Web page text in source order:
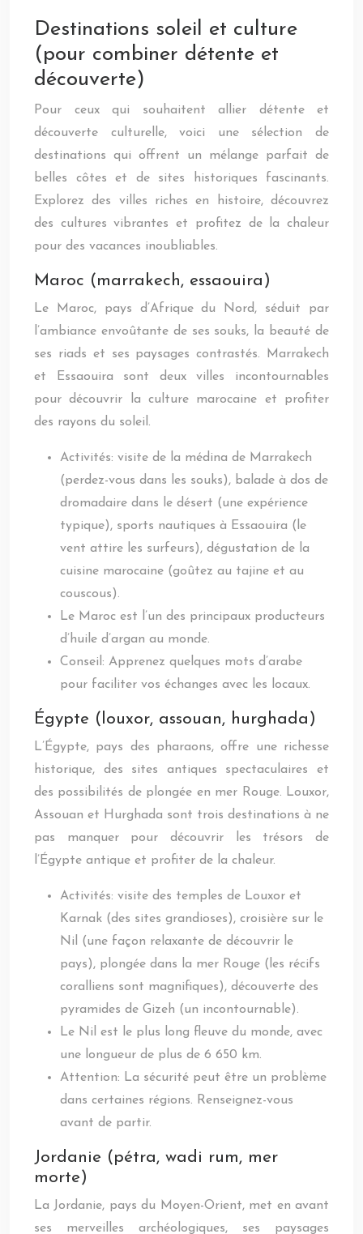
Destinations soleil et culture
(pour combiner détente et
découverte)
Pour ceux qui souhaitent allier détente et
découverte culturelle, voici une sélection de
destinations qui offrent un mélange parfait de
belles côtes et de sites historiques fascinants.
Explorez des villes riches en histoire, découvrez
des cultures vibrantes et profitez de la chaleur
pour des vacances inoubliables.
Maroc (marrakech, essaouira)
Le Maroc, pays d’Afrique du Nord, séduit par
l’ambiance envoûtante de ses souks, la beauté de
ses riads et ses paysages contrastés. Marrakech
et Essaouira sont deux villes incontournables
pour découvrir la culture marocaine et profiter
des rayons du soleil.
Activités: visite de la médina de Marrakech
(perdez-vous dans les souks), balade à dos de
dromadaire dans le désert (une expérience
typique), sports nautiques à Essaouira (le
vent attire les surfeurs), dégustation de la
cuisine marocaine (goûtez au tajine et au
couscous).
Le Maroc est l’un des principaux producteurs
d’huile d’argan au monde.
Conseil: Apprenez quelques mots d’arabe
pour faciliter vos échanges avec les locaux.
Égypte (louxor, assouan, hurghada)
L’Égypte, pays des pharaons, offre une richesse
historique, des sites antiques spectaculaires et
des possibilités de plongée en mer Rouge. Louxor,
Assouan et Hurghada sont trois destinations à ne
pas manquer pour découvrir les trésors de
l’Égypte antique et profiter de la chaleur.
Activités: visite des temples de Louxor et
Karnak (des sites grandioses), croisière sur le
Nil (une façon relaxante de découvrir le
pays), plongée dans la mer Rouge (les récifs
coralliens sont magnifiques), découverte des
pyramides de Gizeh (un incontournable).
Le Nil est le plus long fleuve du monde, avec
une longueur de plus de 6 650 km.
Attention: La sécurité peut être un problème
dans certaines régions. Renseignez-vous
avant de partir.
Jordanie (pétra, wadi rum, mer
morte)
La Jordanie, pays du Moyen-Orient, met en avant
ses merveilles archéologiques, ses paysages